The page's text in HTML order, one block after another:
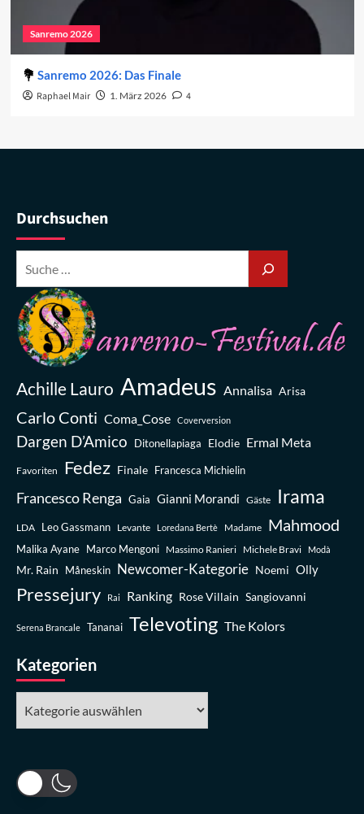
Sanremo 2026
Sanremo 2026: Das Finale
Raphael Mair 1. März 2026 4
Durchsuchen
Achille Lauro Amadeus Annalisa Arisa
Carlo Conti Coma_Cose Coverversion
Dargen D’Amico Ditonellapiaga Elodie Ermal Meta
Favoriten Fedez Finale Francesca Michielin
Francesco Renga Gaia Gianni Morandi Gäste Irama
LDA Leo Gassmann Levante Loredana Bertè Madame Mahmood
Malika Ayane Marco Mengoni Massimo Ranieri Michele Bravi Modà
Mr. Rain Måneskin Newcomer-Kategorie Noemi Olly
Pressejury Rai Ranking Rose Villain Sangiovanni
Serena Brancale Tananai Televoting The Kolors
Kategorien